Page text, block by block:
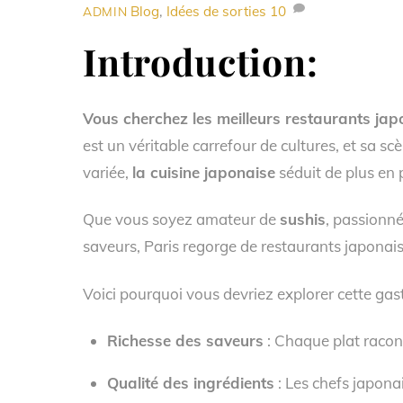
ADMIN Blog, Idées de sorties 10
Introduction:
Vous cherchez les meilleurs restaurants
est un véritable carrefour de cultures, et sa
variée, la cuisine japonaise séduit de plus en
Que vous soyez amateur desushis,
saveurs, Paris regorge de restaurants
Voici pourquoi vous devriez explorer cette
Richesse des saveurs : Chaque plat
Qualité des ingrédients : Les chefs